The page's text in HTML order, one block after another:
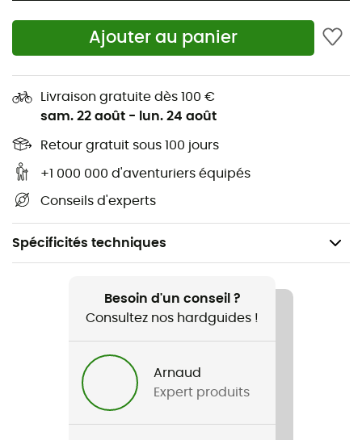
Ajouter au panier
Livraison gratuite dès 100 €
sam. 22 août - lun. 24 août
Retour gratuit sous 100 jours
+1 000 000 d'aventuriers équipés
Conseils d'experts
Spécificités techniques
Homme / Femme
Besoin d'un conseil ?
Consultez nos hardguides !
Arnaud
Expert produits